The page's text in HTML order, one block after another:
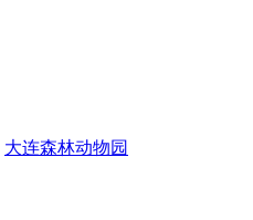
大连森林动物园